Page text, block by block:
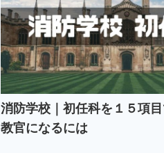
消防学校｜初任科を１５項
教官になるには